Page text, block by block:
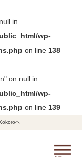
in
wp-
on line 138
on null in
wp-
on line 139
へ